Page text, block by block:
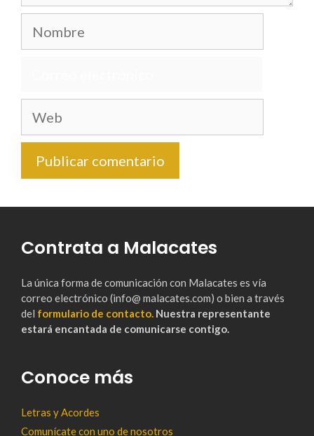
Nombre
Web
Contrata a Malacates
La única forma de comunicación con Malacates es vía
correo electrónico (info@ malacates.com) o bien a través
del formulario de contacto. Nuestra representante
estará encantada de comunicarse contigo.
Conoce más
Letras y Acordes
Comunícate con uno de nosotros